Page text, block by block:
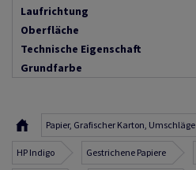
Laufrichtung
Oberfläche
Technische Eigenschaft
Grundfarbe
Papier, Grafischer Karton, Umschläge
HP Indigo Gestrichene Papiere